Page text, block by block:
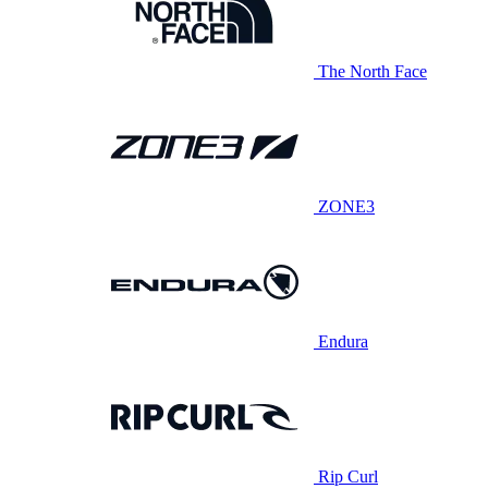
The North Face
ZONE3
Endura
Rip Curl